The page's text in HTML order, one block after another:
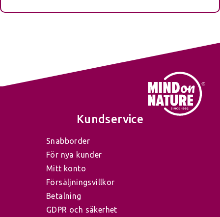
Kundservice
Snabborder
För nya kunder
Mitt konto
Försäljningsvillkor
Betalning
GDPR och säkerhet